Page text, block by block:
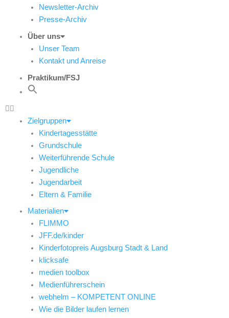
Newsletter-Archiv
Presse-Archiv
Über uns
Unser Team
Kontakt und Anreise
Praktikum/FSJ
Zielgruppen
Kindertagesstätte
Grundschule
Weiterführende Schule
Jugendliche
Jugendarbeit
Eltern & Familie
Materialien
FLIMMO
JFF.de/kinder
Kinderfotopreis Augsburg Stadt & Land
klicksafe
medien toolbox
Medienführerschein
webhelm – KOMPETENT ONLINE
Wie die Bilder laufen lernen